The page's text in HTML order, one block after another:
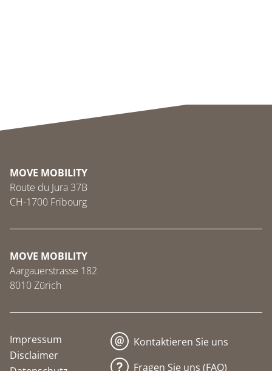
MOVE MOBILITY
Route du Jura 37B
CH-1700 Fribourg
MOVE MOBILITY
Aargauerstrasse 182
8010 Zürich
Impressum
Disclaimer
Kontaktieren Sie uns
Fragen Sie uns (FAQ)